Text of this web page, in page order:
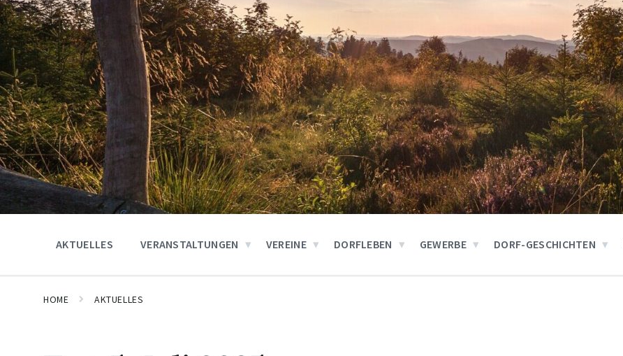
AKTUELLES VERANSTALTUNGEN VEREINE DORFLEBEN GEWERBE DORF-GESCHICHTEN
HOME AKTUELLES